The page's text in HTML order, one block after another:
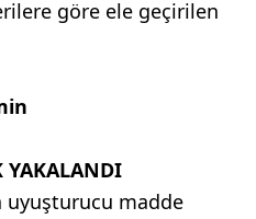
göre ele geçirilen
YAKALANDI
uyuşturucu madde